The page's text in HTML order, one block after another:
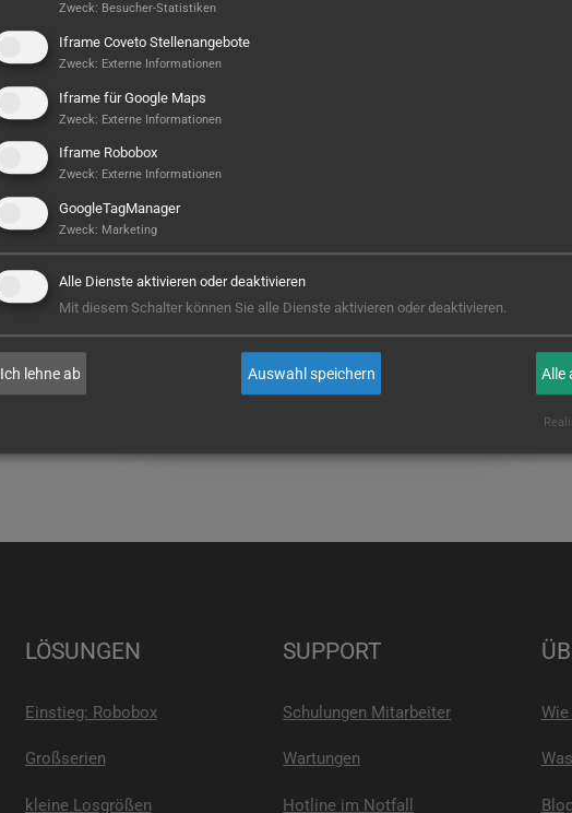
Hier ist noch was frei...
hinterlegt – aber wer weiß, vielleicht
steht hier bald Ihres? Wir sind bereit,
E-MAIL
LÖSUNGEN
Einstieg: Robobox
Großserien
kleine Losgrößen
SUPPORT
Schulungen Mitarbeiter
Wartungen
Hotline im Notfall
Zweck: Besucher-Statistiken
Iframe Coveto Stellenangebote
Zweck: Externe Informationen
Iframe für Google Maps
Zweck: Externe Informationen
Iframe Robobox
Zweck: Externe Informationen
GoogleTagManager
Zweck: Marketing
Alle Dienste aktivieren oder deaktivieren
Mit diesem Schalter können Sie alle Dienste aktivieren oder deaktivieren.
Ich lehne ab Auswahl speichern Alle